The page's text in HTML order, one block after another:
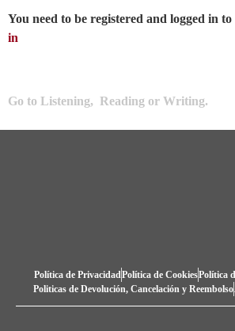
You need to be registered and logged in
in
Go to Listening, Reading or Writing.
Política de PrivacidadPolítica de CookiesPolítica
Politicas de Devolución, Cancelación y Reembolso